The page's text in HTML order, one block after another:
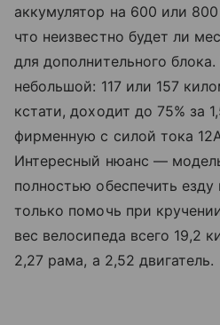
аккумулятор на 600 или 800
что неизвестно будет ли
для дополнительного
небольшой: 117 или 157
кстати, доходит до 75% за
фирменную с силой тока
Интересный нюанс —
полностью обеспечить езду
только помочь при
вес велосипеда всего 19,2
2,27 рама, а 2,52 двигатель.